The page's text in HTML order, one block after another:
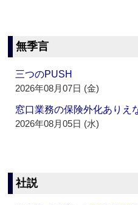
無季言
三つのPUSH
2026年08月07日 (金)
窓口業務の保険外化ありえ
2026年08月05日 (水)
社説